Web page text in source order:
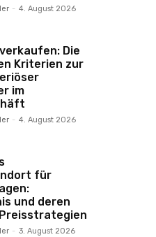
- 4. August 2026
Die
Kriterien zur
im
- 4. August 2026
für
und deren
- 3. August 2026